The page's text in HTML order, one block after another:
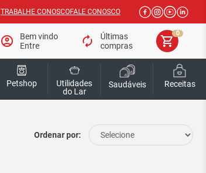
TRABALHE CONOSCOFALE CONOSCO
account_circle
Bem vindo
Entre
autorenew
Últimas
compras
shopping_cart
0
Petshop
Utilidades
do Lar
Saudáveis Receitas
Ordenar por: